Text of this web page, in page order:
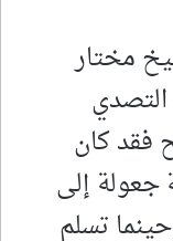
مختار
فقد كان
جعولة إلى
تسلم